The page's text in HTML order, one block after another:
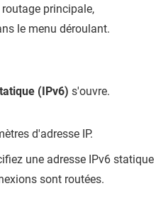
principale,
le menu déroulant.
(IPv6) s'ouvre.
d'adresse IP.
une adresse IPv6 statique
sont routées.